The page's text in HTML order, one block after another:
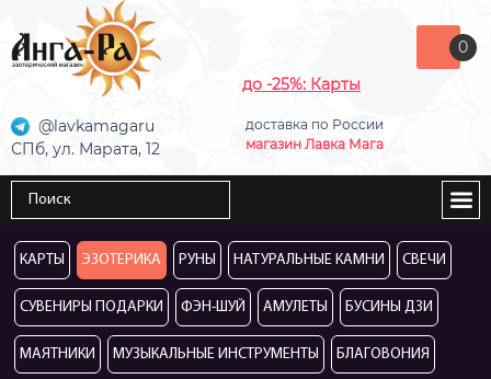
до -25%: Карты
доставка по России
магазин Лавка Мага
@lavkamagaru
СПб, ул. Марата, 12
0
КАРТЫ ЭЗОТЕРИКА РУНЫ НАТУРАЛЬНЫЕ КАМНИ СВЕЧИ
СУВЕНИРЫ ПОДАРКИ ФЭН-ШУЙ АМУЛЕТЫ БУСИНЫ ДЗИ
МАЯТНИКИ МУЗЫКАЛЬНЫЕ ИНСТРУМЕНТЫ БЛАГОВОНИЯ